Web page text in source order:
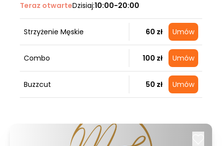
Teraz otwarteDzisiaj:10:00-20:00
Strzyżenie Męskie 60 zł Umów
Combo 100 zł Umów
Buzzcut 50 zł Umów